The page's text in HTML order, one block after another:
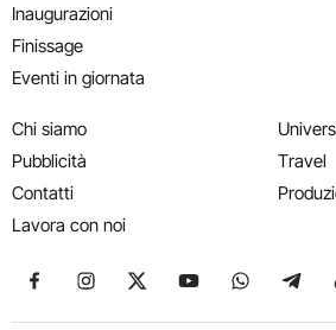
Inaugurazioni
Finissage
Eventi in giornata
Chi siamo
Pubblicità
Contatti
Lavora con noi
Travel
Seguici su Facebook
Seguici su Instagram
Seguici su X
Seguici suSeguici su